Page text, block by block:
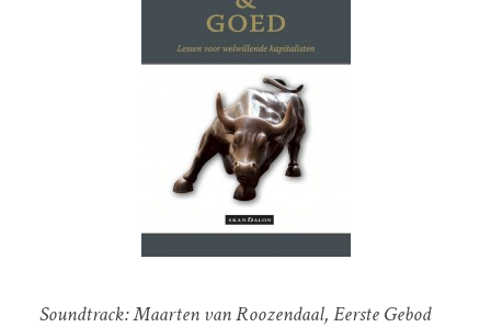
Soundtrack: Maarten van Roozendaal, Eerste Gebod